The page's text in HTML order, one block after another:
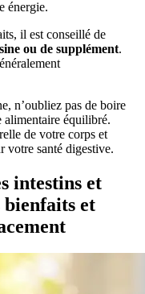
énergie.
il est conseillé de
ou de supplément.
n’oubliez pas de boire
alimentaire équilibré.
de votre corps et
votre santé digestive.
intestins et
bienfaits et